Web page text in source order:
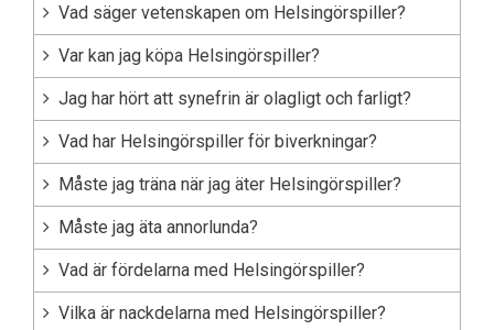
Vad säger vetenskapen om Helsingörspiller?
Var kan jag köpa Helsingörspiller?
Jag har hört att synefrin är olagligt och farligt?
Vad har Helsingörspiller för biverkningar?
Måste jag träna när jag äter Helsingörspiller?
Måste jag äta annorlunda?
Vad är fördelarna med Helsingörspiller?
Vilka är nackdelarna med Helsingörspiller?